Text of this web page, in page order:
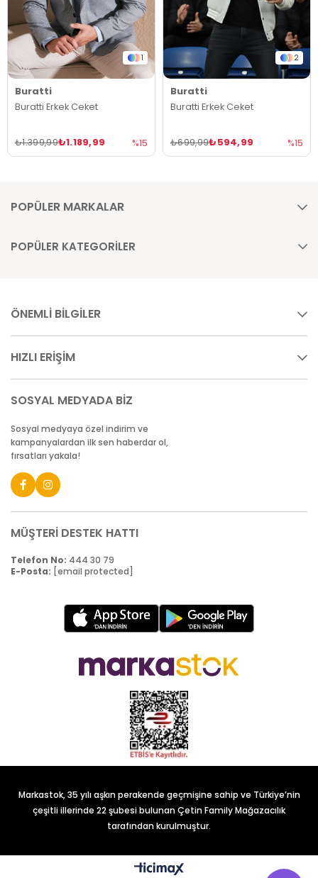
1
Buratti
Buratti Erkek Ceket
₺1.189,99
₺1.399,99 %15
2
Buratti
Buratti Erkek Ceket
₺594,99
₺699,99 %15
POPÜLER MARKALAR
POPÜLER KATEGORİLER
ÖNEMLİ BİLGİLER
HIZLI ERİŞİM
SOSYAL MEDYADA BİZ
Sosyal medyaya özel indirim ve
kampanyalardan ilk sen haberdar ol,
fırsatları yakala!
MÜŞTERİ DESTEK HATTI
Telefon No: 444 30 79
E-Posta: [email protected]
Markastok, 35 yılı aşkın perakende geçmişine sahip ve Türkiye’nin
çeşitli illerinde 22 şubesi bulunan Çetin Family Mağazacılık
tarafından kurulmuştur.